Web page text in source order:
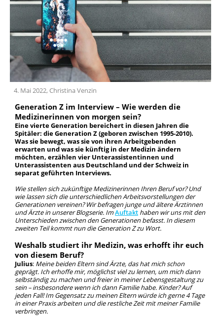
Team
Geschichte
4. Mai 2022, Christina Venzin
Generation Z im Interview – Wie werden die
Medizinerinnen von morgen sein?
Eine vierte Generation bereichert in diesen Jahren die
Spitäler: die Generation Z (geboren zwischen 1995-2010).
Was sie bewegt, was sie von ihren Arbeitgebenden
erwarten und was sie künftig in der Medizin ändern
möchten, erzählen vier Unterassistentinnen und
Unterassistenten aus Deutschland und der Schweiz in
separat geführten Interviews.
Wie stellen sich zukünftige Medizinerinnen Ihren Beruf vor? Und
wie lassen sich die unterschiedlichen Arbeitsvorstellungen der
Generationen vereinen? Wir befragen junge und ältere Ärztinnen
und Ärzte in unserer Blogserie. ImAuftakt haben wir uns mit den
Unterschieden zwischen den Generationen befasst. In diesem
zweiten Teil kommt nun die Generation Z zu Wort.
Weshalb studiert ihr Medizin, was erhofft ihr euch
von diesem Beruf?
Julius: Meine beiden Eltern sind Ärzte, das hat mich schon
geprägt. Ich erhoffe mir, möglichst viel zu lernen, um mich dann
selbständig zu machen und freier in meiner Lebensgestaltung zu
sein – insbesondere wenn ich dann Familie habe. Kinder? Auf
jeden Fall! Im Gegensatz zu meinen Eltern würde ich gerne 4 Tage
in einer Praxis arbeiten und die restliche Zeit mit meiner Familie
verbringen.